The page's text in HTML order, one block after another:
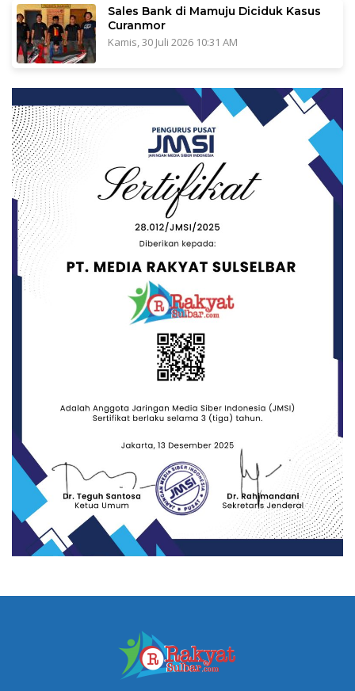
Sales Bank di Mamuju Diciduk Kasus
Curanmor
Kamis, 30 Juli 2026 10:31 AM